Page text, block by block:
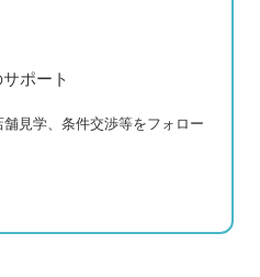
ポート
見学、条件交渉等をフォロー